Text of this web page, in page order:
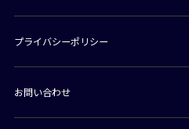
プライバシーポリシー
お問い合わせ